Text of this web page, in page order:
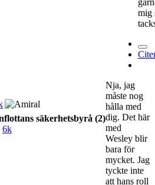
mig
säkerhetsbyrå (2)
6k
Nja, jag
måste nog
hålla med
dig. Det här
med
Wesley blir
bara för
mycket. Jag
tyckte inte
att hans roll